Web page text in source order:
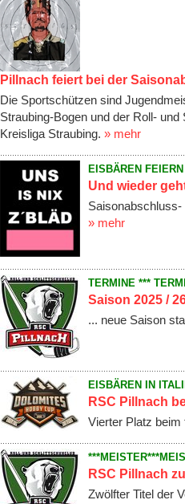
Pillnach feiert bei der
Die Sportschützen sind
Straubing-Bogen und der Roll-
Kreisliga Straubing. » mehr
EISBÄREN FEIERN
Und wieder
» mehr
TERMINE ***
Saison 2025 /
... neue Saison
EISBÄREN IN
RSC Pillnach
Vierter Platz
RSC Pillnach
Zwölfter Titel der